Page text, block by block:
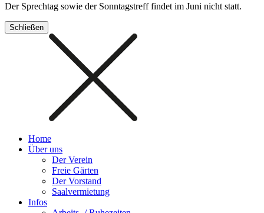
Der Sprechtag sowie der Sonntagstreff findet im Juni nicht statt.
Schließen
Home
Über uns
Der Verein
Freie Gärten
Der Vorstand
Saalvermietung
Infos